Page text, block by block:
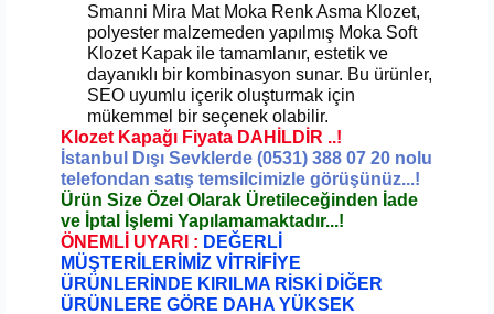
Smanni Mira Mat Moka Renk Asma Klozet,
polyester malzemeden yapılmış Moka Soft
Klozet Kapak ile tamamlanır, estetik ve
dayanıklı bir kombinasyon sunar. Bu ürünler,
SEO uyumlu içerik oluşturmak için
mükemmel bir seçenek olabilir.
Klozet Kapağı Fiyata DAHİLDİR ..!
İstanbul Dışı Sevklerde (0531) 388 07 20 nolu
telefondan satış temsilcimizle görüşünüz...!
Ürün Size Özel Olarak Üretileceğinden İade
ve İptal İşlemi Yapılamamaktadır...!
ÖNEMLİ UYARI : DEĞERLİ
MÜŞTERİLERİMİZ VİTRİFİYE
ÜRÜNLERİNDE KIRILMA RİSKİ DİĞER
ÜRÜNLERE GÖRE DAHA YÜKSEK